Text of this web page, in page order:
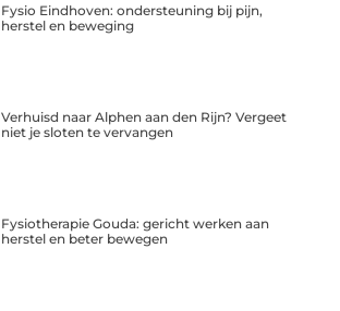
Fysio Eindhoven: ondersteuning bij pijn,
herstel en beweging
Verhuisd naar Alphen aan den Rijn? Vergeet
niet je sloten te vervangen
Fysiotherapie Gouda: gericht werken aan
herstel en beter bewegen